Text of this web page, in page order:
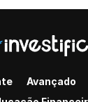
Avançado